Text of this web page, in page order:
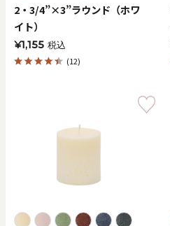
2・3/4”×3”ラウンド（ホワ
イト）
¥1,155 税込
(12)